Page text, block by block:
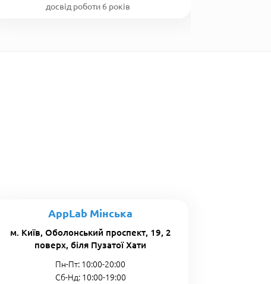
досвід роботи 6 років
AppLab Мінська
м. Київ, Оболонський проспект, 19, 2
поверх, біля Пузатої Хати
Пн-Пт: 10:00-20:00
Сб-Нд: 10:00-19:00